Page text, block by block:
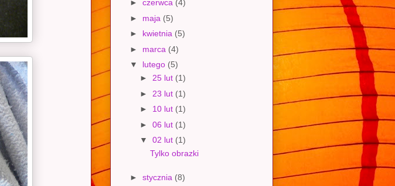
► czerwca (4)
► maja (5)
► kwietnia (5)
► marca (4)
▼ lutego (5)
► 25 lut (1)
► 23 lut (1)
► 10 lut (1)
► 06 lut (1)
▼ 02 lut (1)
Tylko obrazki
► stycznia (8)